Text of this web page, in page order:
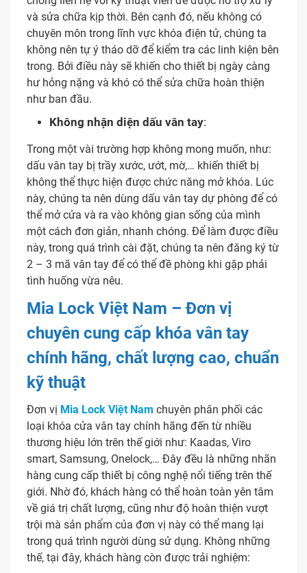
và sửa chữa kịp thời. Bên cạnh đó, nếu không có
chuyên môn trong lĩnh vực khóa điện tử, chúng ta
không nên tự ý tháo dỡ để kiểm tra các linh kiện bên
trong. Bởi điều này sẽ khiến cho thiết bị ngày càng
hư hỏng nặng và khó có thể sửa chữa hoàn thiện
như ban đầu.
Không nhận diện dấu vân tay:
Trong một vài trường hợp không mong muốn, như:
dấu vân tay bị trầy xước, ướt, mờ,… khiến thiết bị
không thể thực hiện được chức năng mở khóa. Lúc
này, chúng ta nên dùng dấu vân tay dự phòng để có
thể mở cửa và ra vào không gian sống của mình
một cách đơn giản, nhanh chóng. Để làm được điều
này, trong quá trình cài đặt, chúng ta nên đăng ký từ
2 – 3 mã vân tay để có thể đề phòng khi gặp phải
tình huống vừa nêu.
Mia Lock Việt Nam – Đơn vị
chuyên cung cấp khóa vân tay
chính hãng, chất lượng cao, chuẩn
kỹ thuật
Đơn vị Mia Lock Việt Nam chuyên phân phối các
loại khóa cửa vân tay chính hãng đến từ nhiều
thương hiệu lớn trên thế giới như: Kaadas, Viro
smart, Samsung, Onelock,… Đây đều là những nhãn
hàng cung cấp thiết bị công nghệ nổi tiếng trên thế
giới. Nhờ đó, khách hàng có thể hoàn toàn yên tâm
về giá trị chất lượng, cũng như độ hoàn thiện vượt
trội mà sản phẩm của đơn vị này có thể mang lại
trong quá trình người dùng sử dụng. Không những
thế, tại đây, khách hàng còn được trải nghiệm: